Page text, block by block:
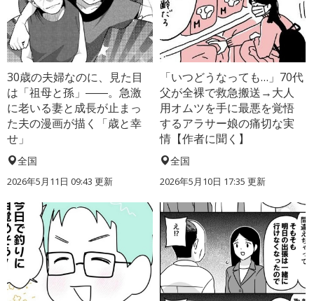
30歳の夫婦なのに、見た目
は「祖母と孫」――。急激
に老いる妻と成長が止まっ
た夫の漫画が描く「歳と幸
せ」
全国
2026年5月11日 09:43 更新
「いつどうなっても…」70代
父が全裸で救急搬送→大人
用オムツを手に最悪を覚悟
するアラサー娘の痛切な実
情【作者に聞く】
全国
2026年5月10日 17:35 更新